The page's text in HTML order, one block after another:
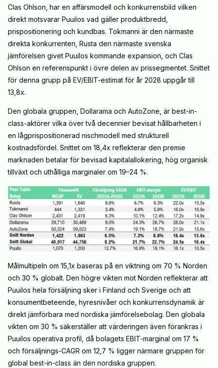
Clas Ohlson, har en affärsmodell och konkurrensbild vilken
direkt motsvarar Puuilos vad gäller produktbredd,
prispositionering och kundbas. Tokmanni är den närmaste
direkta konkurrenten, Rusta den närmaste svenska
jämförelsen givet Puuilos kommande expansion, och Clas
Ohlson en referenspunkt i övre delen av prissegmentet. Snittet
för denna grupp på EV/EBIT-estimat för år 2028 uppgår till
13,8x.
Den globala gruppen, Dollarama och AutoZone, är best-in-
class-aktörer vilka över två decennier bevisat hållbarheten i
en lågprispositionerad nischmodell med strukturell
kostnadsfördel. Snittet om 18,4x reflekterar den premie
marknaden betalar för bevisad kapitalallokering, hög organisk
tillväxt och uthålliga marginaler om 19–24 %.
Målmultipeln om 15,1x baseras på en viktning om 70 % Norden
och 30 % globalt. Den högre vikten mot Norden reflekterar att
Puuilos hela försäljning sker i Finland och Sverige och att
konsumentbeteende, hyresnivåer och konkurrensdynamik är
direkt jämförbara med nordiska jämförelsebolag. Den globala
vikten om 30 % säkerställer att värderingen även förankras i
Puuilos operativa profil, då bolagets EBIT-marginal om 17 %
och försäljnings-CAGR om 12,7 % ligger närmare gruppen för
global best-in-class än den nordiska gruppen.